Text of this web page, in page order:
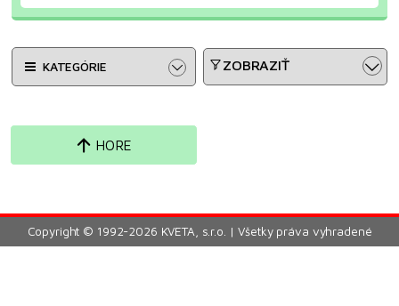
KATEGÓRIE ZOBRAZIŤ
HORE
Copyright © 1992-2026 KVETA, s.r.o. | Všetky práva vyhradené